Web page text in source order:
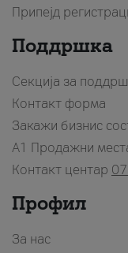
Припејд
Поддршка
Секција за
Контакт форма
Закажи бизнис
A1 Продажни
Контакт центар
Профил
За нас